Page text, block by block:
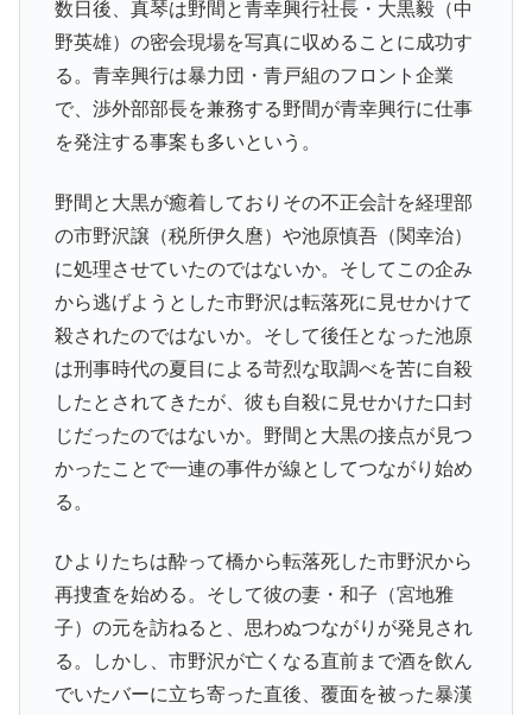
数日後、真琴は野間と青幸興行社長・大黒毅（中
野英雄）の密会現場を写真に収めることに成功す
る。青幸興行は暴力団・青戸組のフロント企業
で、渉外部部長を兼務する野間が青幸興行に仕事
を発注する事案も多いという。
野間と大黒が癒着しておりその不正会計を経理部
の市野沢譲（税所伊久麿）や池原慎吾（関幸治）
に処理させていたのではないか。そしてこの企み
から逃げようとした市野沢は転落死に見せかけて
殺されたのではないか。そして後任となった池原
は刑事時代の夏目による苛烈な取調べを苦に自殺
したとされてきたが、彼も自殺に見せかけた口封
じだったのではないか。野間と大黒の接点が見つ
かったことで一連の事件が線としてつながり始め
る。
ひよりたちは酔って橋から転落死した市野沢から
再捜査を始める。そして彼の妻・和子（宮地雅
子）の元を訪ねると、思わぬつながりが発見され
る。しかし、市野沢が亡くなる直前まで酒を飲ん
でいたバーに立ち寄った直後、覆面を被った暴漢